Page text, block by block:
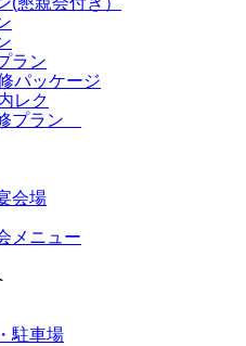
ラン
パッケージ
レク
プラン
会場
メニュー
駐車場